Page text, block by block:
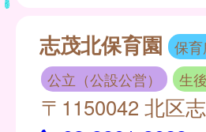
志茂北保育園
保
公立（公設公営）
生
〒1150042 北区